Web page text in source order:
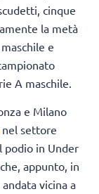
cinque
la metà
e
A maschile.
e Milano
nel settore
podio in Under
appunto, in
vicina a